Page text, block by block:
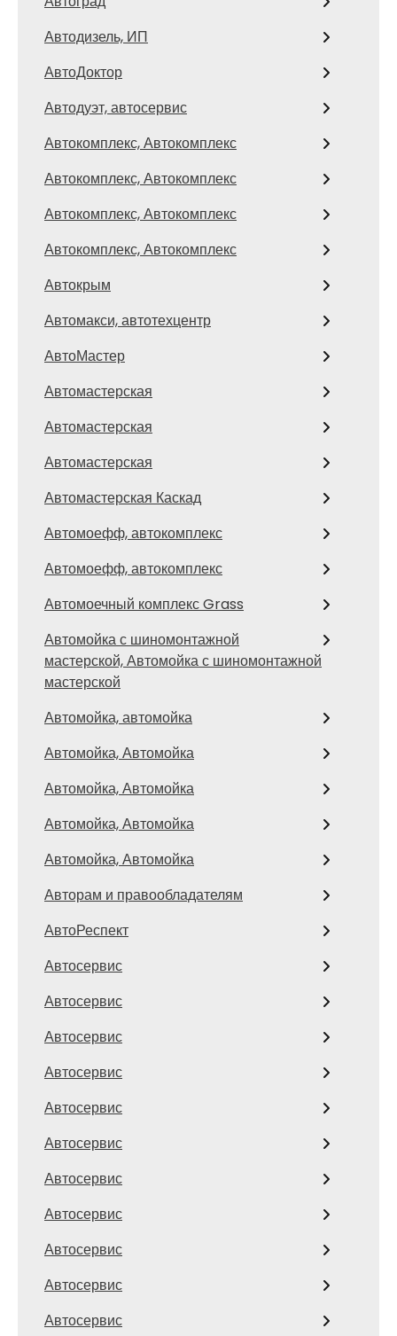
Автодизель, ИП
АвтоДоктор
Автодуэт, автосервис
Автокомплекс, Автокомплекс
Автокомплекс, Автокомплекс
Автокомплекс, Автокомплекс
Автокомплекс, Автокомплекс
Автокрым
Автомакси, автотехцентр
АвтоМастер
Автомастерская
Автомастерская
Автомастерская
Автомастерская Каскад
Автомоефф, автокомплекс
Автомоефф, автокомплекс
Автомоечный комплекс Grass
Автомойка с шиномонтажной
мастерской, Автомойка с шиномонтажной
мастерской
Автомойка, автомойка
Автомойка, Автомойка
Автомойка, Автомойка
Автомойка, Автомойка
Автомойка, Автомойка
Авторам и правообладателям
АвтоРеспект
Автосервис
Автосервис
Автосервис
Автосервис
Автосервис
Автосервис
Автосервис
Автосервис
Автосервис
Автосервис
Автосервис